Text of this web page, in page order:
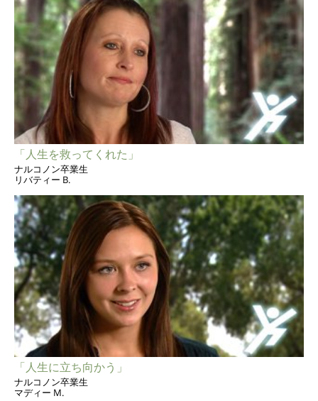
「人生を救ってくれた」
ナルコノン卒業生
リバティー B.
「人生に立ち向かう」
ナルコノン卒業生
マディー M.